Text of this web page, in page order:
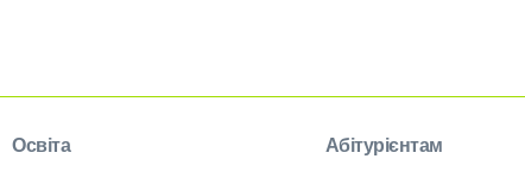
Освіта Абітурієнтам